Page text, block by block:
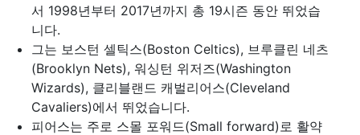
서 1998년부터 2017년까지 총 19시즌 동안 뛰었습
니다.
그는 보스턴 셀틱스(Boston Celtics), 브루클린 네츠
(Brooklyn Nets), 워싱턴 위저즈(Washington
Wizards), 클리블랜드 캐벌리어스(Cleveland
Cavaliers)에서 뛰었습니다.
피어스는 주로 스몰 포워드(Small forward)로 활약